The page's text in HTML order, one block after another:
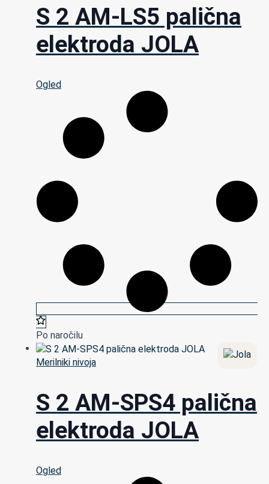
S 2 AM-LS5 palična
elektroda JOLA
Ogled
Po naročilu
Merilniki nivoja
S 2 AM-SPS4 palična
elektroda JOLA
Ogled